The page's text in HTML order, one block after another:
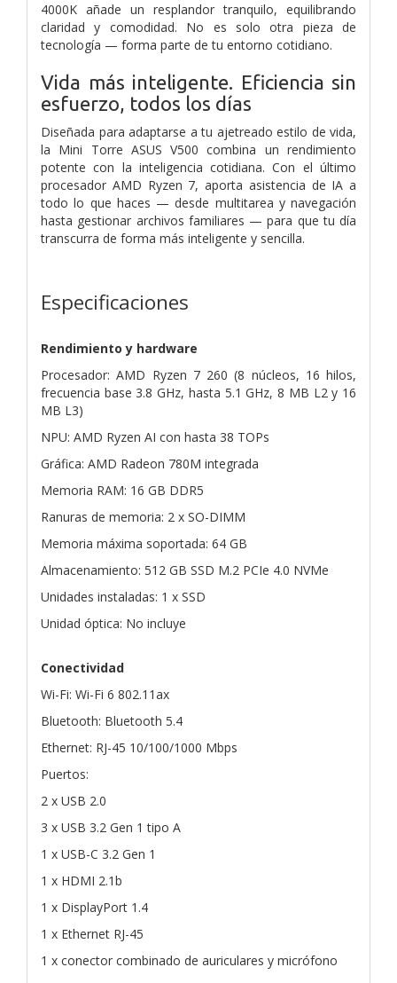
4000K añade un resplandor tranquilo, equilibrando
claridad y comodidad. No es solo otra pieza de
tecnología — forma parte de tu entorno cotidiano.
Vida más inteligente. Eficiencia sin
esfuerzo, todos los días
Diseñada para adaptarse a tu ajetreado estilo de vida,
la Mini Torre ASUS V500 combina un rendimiento
potente con la inteligencia cotidiana. Con el último
procesador AMD Ryzen 7, aporta asistencia de IA a
todo lo que haces — desde multitarea y navegación
hasta gestionar archivos familiares — para que tu día
transcurra de forma más inteligente y sencilla.
Especificaciones
Rendimiento y hardware
Procesador: AMD Ryzen 7 260 (8 núcleos, 16 hilos,
frecuencia base 3.8 GHz, hasta 5.1 GHz, 8 MB L2 y 16
MB L3)
NPU: AMD Ryzen AI con hasta 38 TOPs
Gráfica: AMD Radeon 780M integrada
Memoria RAM: 16 GB DDR5
Ranuras de memoria: 2 x SO-DIMM
Memoria máxima soportada: 64 GB
Almacenamiento: 512 GB SSD M.2 PCIe 4.0 NVMe
Unidades instaladas: 1 x SSD
Unidad óptica: No incluye
Conectividad
Wi-Fi: Wi-Fi 6 802.11ax
Bluetooth: Bluetooth 5.4
Ethernet: RJ-45 10/100/1000 Mbps
Puertos:
2 x USB 2.0
3 x USB 3.2 Gen 1 tipo A
1 x USB-C 3.2 Gen 1
1 x HDMI 2.1b
1 x DisplayPort 1.4
1 x Ethernet RJ-45
1 x conector combinado de auriculares y micrófono